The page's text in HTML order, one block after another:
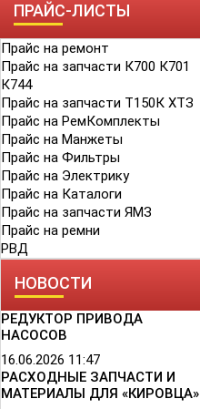
ПРАЙС-ЛИСТЫ
Прайс на ремонт
Прайс на запчасти К700 К701
К744
Прайс на запчасти Т150К ХТЗ
Прайс на РемКомплекты
Прайс на Манжеты
Прайс на Фильтры
Прайс на Электрику
Прайс на Каталоги
Прайс на запчасти ЯМЗ
Прайс на ремни
РВД
НОВОСТИ
РЕДУКТОР ПРИВОДА
НАСОСОВ
16.06.2026 11:47
РАСХОДНЫЕ ЗАПЧАСТИ И
МАТЕРИАЛЫ ДЛЯ «КИРОВЦА»